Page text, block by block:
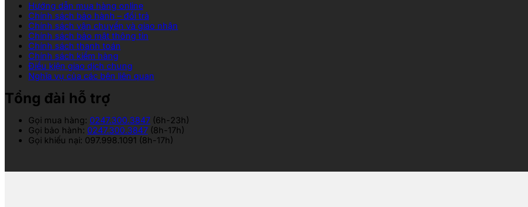
Hướng dẫn mua hàng online
Chính sách bảo hành – đổi trả
Chính sách vận chuyển và giao nhận
Chính sách bảo mật thông tin
Chính sách thanh toán
Chính sách kiểm hàng
Điều kiện giao dịch chung
Nghĩa vụ của các bên liên quan
Tổng đài hỗ trợ
Gọi mua hàng: 0247.300.3847 (6h-23h)
Gọi bảo hành: 0247.300.3847 (8h-17h)
Gọi khiếu nại: 097.998.1091 (8h-17h)